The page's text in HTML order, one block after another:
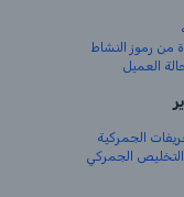
من رموز النشاط
العميل
الجمركية
الجمركي